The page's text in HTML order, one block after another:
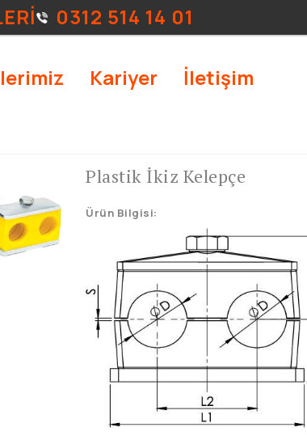
Plastik İkiz Kelepçe
Ürün Bilgisi:
0312 514 14 01
Kariyer İletişim